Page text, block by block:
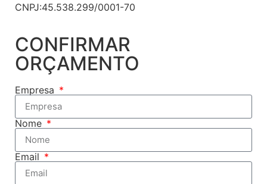
CNPJ:45.538.299/0001-70
CONFIRMAR
ORÇAMENTO
Empresa
Nome
Email